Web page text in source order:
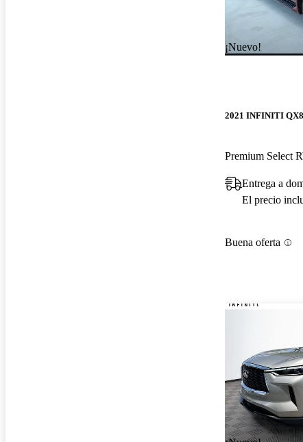
¡Nuevo!
2021 INFINITI
Premium Select
Entrega a
El precio
Buena oferta